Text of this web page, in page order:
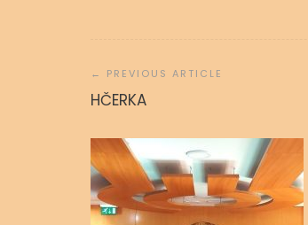
prispevka
HČERKA